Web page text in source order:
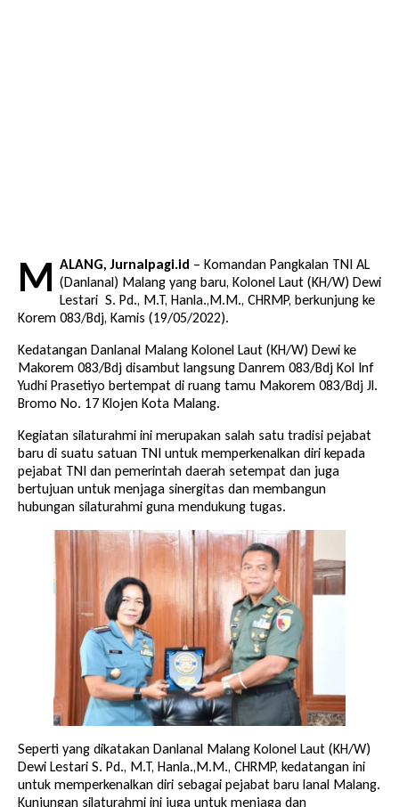
M ALANG, Jurnalpagi.id – Komandan Pangkalan TNI AL
(Danlanal) Malang yang baru, Kolonel Laut (KH/W) Dewi
Lestari S. Pd., M.T, Hanla.,M.M., CHRMP, berkunjung ke
Korem 083/Bdj, Kamis (19/05/2022).
Kedatangan Danlanal Malang Kolonel Laut (KH/W) Dewi ke
Makorem 083/Bdj disambut langsung Danrem 083/Bdj Kol Inf
Yudhi Prasetiyo bertempat di ruang tamu Makorem 083/Bdj Jl.
Bromo No. 17 Klojen Kota Malang.
Kegiatan silaturahmi ini merupakan salah satu tradisi pejabat
baru di suatu satuan TNI untuk memperkenalkan diri kepada
pejabat TNI dan pemerintah daerah setempat dan juga
bertujuan untuk menjaga sinergitas dan membangun
hubungan silaturahmi guna mendukung tugas.
Seperti yang dikatakan Danlanal Malang Kolonel Laut (KH/W)
Dewi Lestari S. Pd., M.T, Hanla.,M.M., CHRMP, kedatangan ini
untuk memperkenalkan diri sebagai pejabat baru lanal Malang.
Kunjungan silaturahmi ini juga untuk menjaga dan